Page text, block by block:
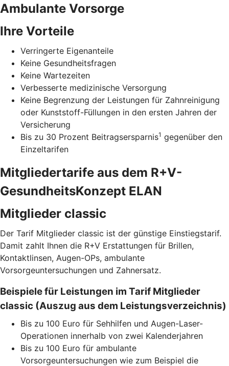
Ambulante Vorsorge
Ihre Vorteile
Verringerte Eigenanteile
Keine Gesundheitsfragen
Keine Wartezeiten
Verbesserte medizinische Versorgung
Keine Begrenzung der Leistungen für Zahnreinigung
oder Kunststoff-Füllungen in den ersten Jahren der
Versicherung
Bis zu 30 Prozent Beitragsersparnis1 gegenüber den
Einzeltarifen
Mitgliedertarife aus dem R+V-
GesundheitsKonzept ELAN
Mitglieder classic
Der Tarif Mitglieder classic ist der günstige Einstiegstarif.
Damit zahlt Ihnen die R+V Erstattungen für Brillen,
Kontaktlinsen, Augen-OPs, ambulante
Vorsorgeuntersuchungen und Zahnersatz.
Beispiele für Leistungen im Tarif Mitglieder
classic (Auszug aus dem Leistungsverzeichnis)
Bis zu 100 Euro für Sehhilfen und Augen-Laser-
Operationen innerhalb von zwei Kalenderjahren
Bis zu 100 Euro für ambulante
Vorsorgeuntersuchungen wie zum Beispiel die